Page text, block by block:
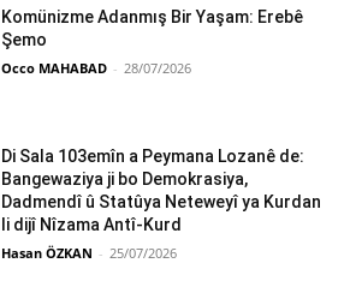
Komünizme Adanmış Bir Yaşam: Erebê
Şemo
Occo MAHABAD - 28/07/2026
Di Sala 103emîn a Peymana Lozanê de:
Bangewaziya ji bo Demokrasiya,
Dadmendî û Statûya Neteweyî ya Kurdan
li dijî Nîzama Antî-Kurd
Hasan ÖZKAN - 25/07/2026